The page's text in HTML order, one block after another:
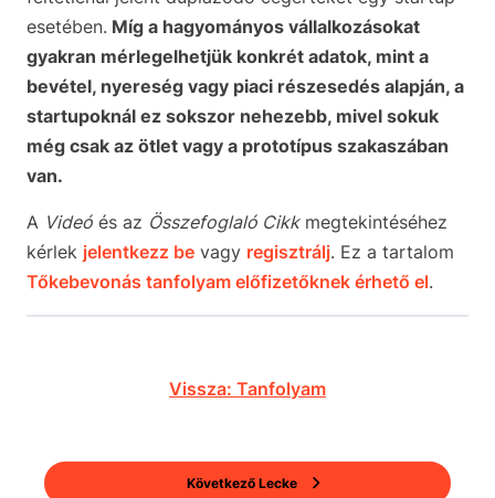
esetében. Míg a hagyományos vállalkozásokat
gyakran mérlegelhetjük konkrét adatok, mint a
bevétel, nyereség vagy piaci részesedés alapján, a
startupoknál ez sokszor nehezebb, mivel sokuk
még csak az ötlet vagy a prototípus szakaszában
van.
A Videó és az Összefoglaló Cikkmegtekintéséhez
kérlek jelentkezz be vagy regisztrálj. Ez a tartalom
Tőkebevonás tanfolyam előfizetőknek érhető el.
Vissza: Tanfolyam
Következő Lecke